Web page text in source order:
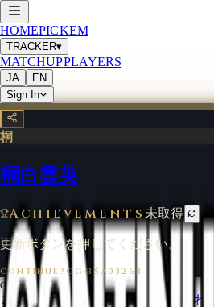
HOMEPICKEM
TRACKER▾
MATCHUPPLAYERS
JA
EN
Sign In
桐
桐白雲英
Achievements未取得
更新ボタンを押してください。
CONTINUE?GG·B5A0326B
CONTINUE?GG ©
2026
コインについて 利用規約 お問い合わせ